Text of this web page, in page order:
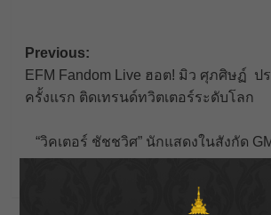
Post
navigation
Previous:
EFM Fandom Live ฮอต! มิว ศุภศิษฏ์ ป
ครั้งแรก ติดเทรนด์ทวิตเตอร์ระดับโลก
“วิคเตอร์ ชัชชวิศ” นักแสดงในสังกัด